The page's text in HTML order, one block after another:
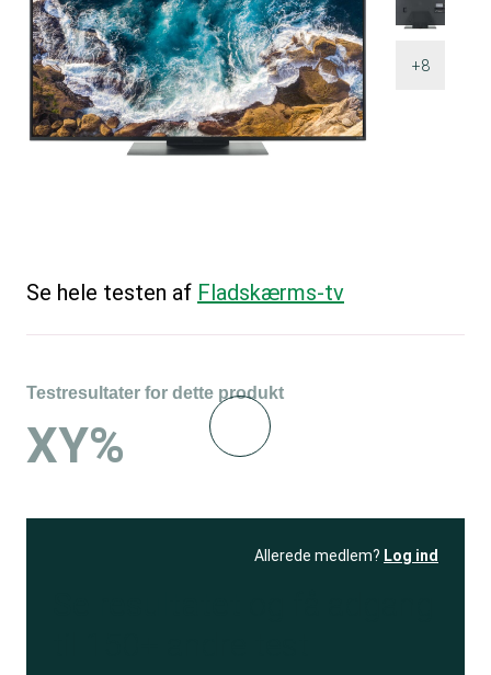
+8
Se hele testen af Fladskærms-tv
Testresultater for dette produkt
XY%
Allerede medlem? Log ind